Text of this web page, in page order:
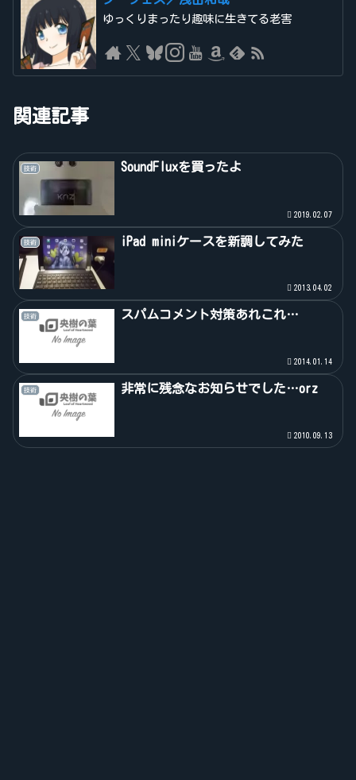
ゆっくりまったり趣味に生きてる老害
関連記事
技術 SoundFluxを買ったよ
2019.02.07
技術 iPad miniケースを新調してみた
2013.04.02
技術 スパムコメント対策あれこれ…
2014.01.14
技術 非常に残念なお知らせでした…orz
2010.09.13